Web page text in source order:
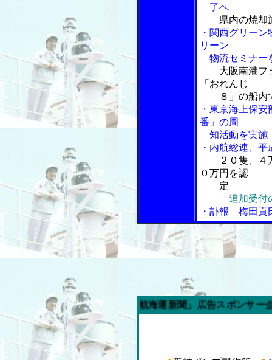
了へ
県内の焼却
・関西グリー
リーン
物流セミナー
大阪南港フ
「おれんじ
８」の船内
・東京海上保
番」の周
知活動を実施
・内航総連、
２０隻、
０万円を認
定
追加受付
・訃報 梅田貢
今週の「内航海運新聞」広告スポンサー企業